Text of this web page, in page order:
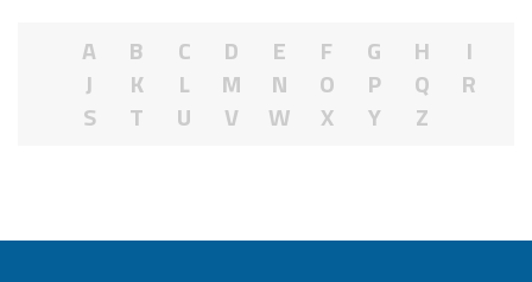
A B C D E F G H
I
J
K L M N O P Q
R
S
T U V W X Y Z